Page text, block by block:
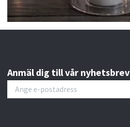
Anmäl dig till vår nyhetsbrev